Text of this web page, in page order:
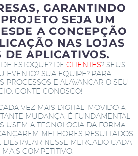
GARANTINDO
SEJA UM
A CONCEPÇÃO
NAS LOJAS
DE APLICATIVOS.
ESTOQUE? DE CLIENTES? SEUS
EVENTO? SUA EQUIPE? PARA
PROCESSOS E ALAVANCAR O SEU
CONTE CONOSCO!
VEZ MAIS DIGITAL, MOVIDO A
MUDANÇA, É FUNDAMENTAL
USEM A TECNOLOGIA DA FORMA
MELHORES RESULTADOS
DESTACAR NESSE MERCADO CADA
MAIS COMPETITIVO.